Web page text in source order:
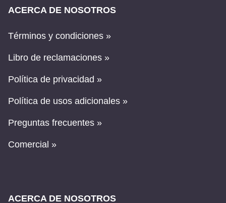
ACERCA DE NOSOTROS
Términos y condiciones »
Libro de reclamaciones »
Política de privacidad »
Política de usos adicionales »
Preguntas frecuentes »
Comercial »
ACERCA DE NOSOTROS